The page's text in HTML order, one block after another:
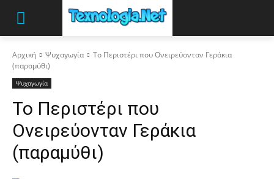
Αρχική Ψυχαγωγία
Το Περιστέρι που Ονειρεύονταν Γεράκια
(παραμύθι)
Ψυχαγωγία
Το Περιστέρι που
Ονειρεύονταν Γεράκια
(παραμύθι)